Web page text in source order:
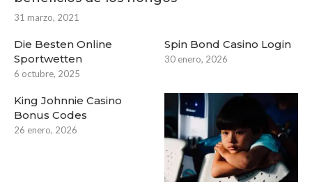
31 marzo, 2021
Die Besten Online
Sportwetten
6 octubre, 2025
Spin Bond Casino Login
30 enero, 2026
King Johnnie Casino
Bonus Codes
26 enero, 2026